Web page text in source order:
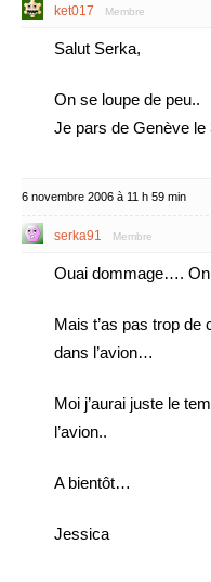
ket017 Membre
Salut Serka,
On se loupe de peu..
Je pars de Genève
6 novembre 2006 à 11 h 59 min
serka91 Membre
Ouai dommage….
Mais t’as pas trop
dans l’avion…
Moi j’aurai juste le
l’avion..
A bientôt…
Jessica